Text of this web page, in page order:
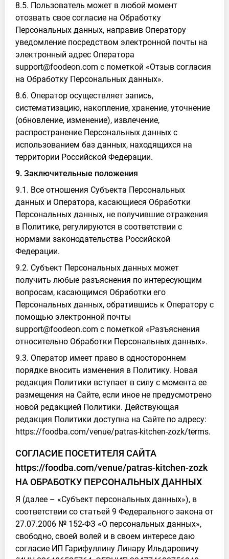
8.5. Пользователь может в любой момент
отозвать свое согласие на Обработку
Персональных данных, направив Оператору
уведомление посредством электронной почты на
электронный адрес Оператора
support@foodeon.com с пометкой «Отзыв согласия
на Обработку Персональных данных».
8.6. Оператор осуществляет запись,
систематизацию, накопление, хранение, уточнение
(обновление, изменение), извлечение,
распространение Персональных данных с
использованием баз данных, находящихся на
территории Российской Федерации.
9. Заключительные положения
9.1. Все отношения Субъекта Персональных
данных и Оператора, касающиеся Обработки
Персональных данных, не получившие отражения
в Политике, регулируются в соответствии с
нормами законодательства Российской
Федерации.
9.2. Субъект Персональных данных может
получить любые разъяснения по интересующим
вопросам, касающимся Обработки его
Персональных данных, обратившись к Оператору с
помощью электронной почты
support@foodeon.com с пометкой «Разъяснения
относительно Обработки Персональных данных».
9.3. Оператор имеет право в одностороннем
порядке вносить изменения в Политику. Новая
редакция Политики вступает в силу с момента ее
размещения на Сайте, если иное не предусмотрено
новой редакцией Политики. Действующая
редакция Политики доступна на Сайте по адресу:
https://foodba.com/venue/patras-kitchen-zozk/terms.
СОГЛАСИЕ ПОСЕТИТЕЛЯ САЙТА
https://foodba.com/venue/patras-kitchen-zozk
НА ОБРАБОТКУ ПЕРСОНАЛЬНЫХ ДАННЫХ
Я (далее – «Субъект персональных данных»), в
соответствии со статьей 9 Федерального закона от
27.07.2006 № 152-ФЗ «О персональных данных»,
свободно, своей волей и в своем интересе даю
согласие ИП Гарифуллину Линару Ильдаровичу